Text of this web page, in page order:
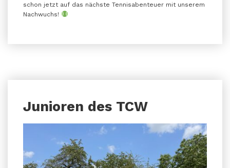
schon jetzt auf das nächste Tennisabenteuer mit unserem
Nachwuchs!
Junioren des TCW